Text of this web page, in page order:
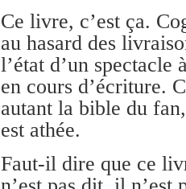
Ce livre, c’est ça.
au hasard des
l’état d’un spectacle
en cours d’écriture.
autant la bible du
est athée.
Faut-il dire que ce